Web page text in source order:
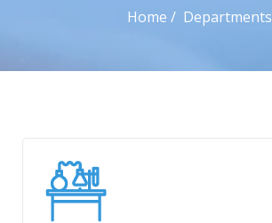
Home Departments